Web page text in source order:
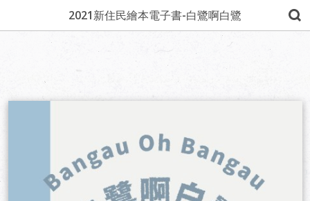
2021新住民繪本電子書-白鷺啊白鷺